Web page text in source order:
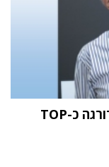
מחקר STKI השנתי: וואן טכנולוגיות דורגה כ-TOP